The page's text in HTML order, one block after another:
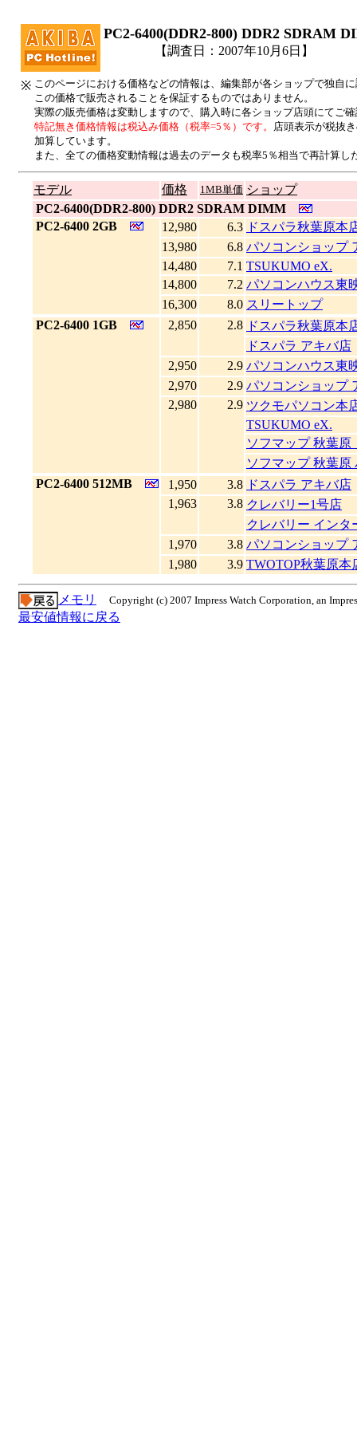
PC2-6400(DDR2-800) DDR2 SDRAM
【調査日：2007年10月6日】
※ このページにおける価格などの情報は、編集部が各ショップで独自
この価格で販売されることを保証するものではありません。
実際の販売価格は変動しますので、購入時に各ショップ店頭にてご
特記無き価格情報は税込み価格（税率=5％）です。 店頭表示が税抜
加算しています。
また、全ての価格変動情報は過去のデータも税率5％相当で再計算し
モデル 価格 1MB単価 ショップ
PC2-6400(DDR2-800) DDR2 SDRAM DIMM
PC2-6400 2GB 12,980 6.3 ドスパラ秋葉原本
13,980
6.8 パソコンショップ
14,480
7.1 TSUKUMO eX.
14,800
7.2 パソコンハウス東
16,300
8.0 スリートップ
PC2-6400 1GB 2,850 2.8 ドスパラ秋葉原本
ドスパラ アキバ店
2,950
2.9 パソコンハウス東
2,970
2.9 パソコンショップ
2,980
2.9 ツクモパソコン本
TSUKUMO eX.
ソフマップ 秋葉原
ソフマップ 秋葉原
PC2-6400 512MB 1,950 3.8 ドスパラ アキバ店
1,963
3.8 クレバリー1号店
クレバリー インタ
1,970
3.8 パソコンショップ
1,980
3.9 TWOTOP秋葉原本
Copyright (c) 2007 Impress Watch Corporation, an
メモリ
最安値情報に戻る